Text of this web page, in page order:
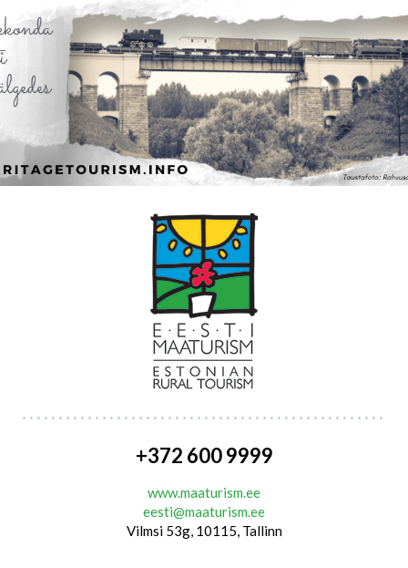
+372 600 9999
www.maaturism.ee
eesti@maaturism.ee
Vilmsi 53g, 10115, Tallinn